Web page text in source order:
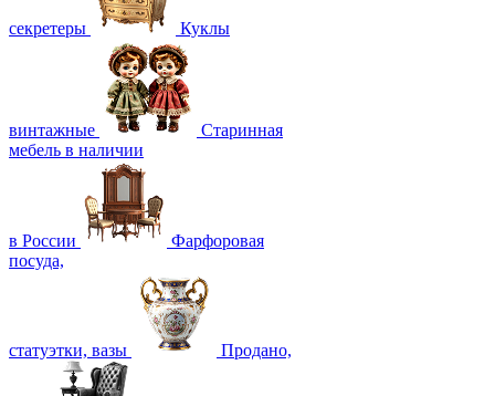
секретеры Куклы
винтажные
Старинная
мебель в наличии
в России
Фарфоровая
посуда,
статуэтки, вазы Продано,